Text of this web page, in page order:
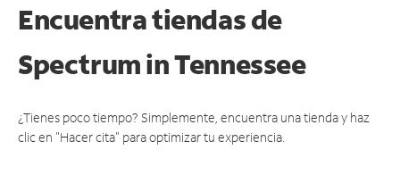
Encuentra tiendas de
Spectrumin Tennessee
¿Tienes poco tiempo? Simplemente, encuentra una tienda y haz
clic en "Hacer cita" para optimizar tu experiencia.